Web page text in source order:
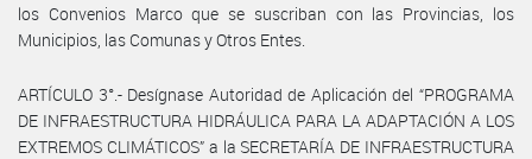
los Convenios Marco que se suscriban con las Provincias, los
Municipios, las Comunas y Otros Entes.
ARTÍCULO 3°.- Desígnase Autoridad de Aplicación del “PROGRAMA
DE INFRAESTRUCTURA HIDRÁULICA PARA LA ADAPTACIÓN A LOS
EXTREMOS CLIMÁTICOS” a la SECRETARÍA DE INFRAESTRUCTURA